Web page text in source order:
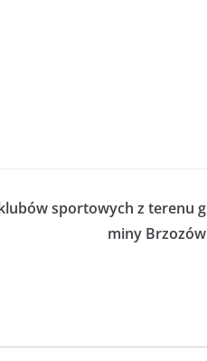
sportowych z terenu g
miny Brzozów